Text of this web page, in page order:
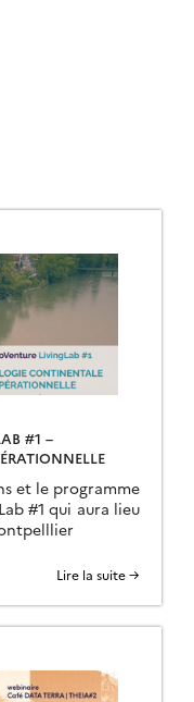
#1 –
et le programme
#1 qui aura lieu
Lire la suite →